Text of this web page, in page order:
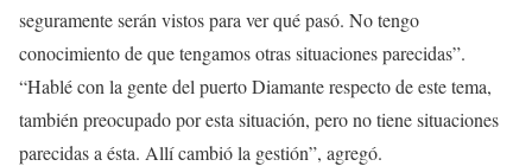
seguramente serán vistos para ver qué pasó. No tengo
conocimiento de que tengamos otras situaciones parecidas”.
“Hablé con la gente del puerto Diamante respecto de este tema,
también preocupado por esta situación, pero no tiene situaciones
parecidas a ésta. Allí cambió la gestión”, agregó.